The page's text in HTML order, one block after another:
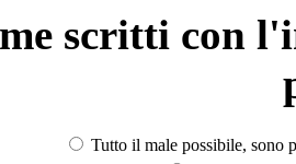
scritti con
Tutto il male possibile, sono